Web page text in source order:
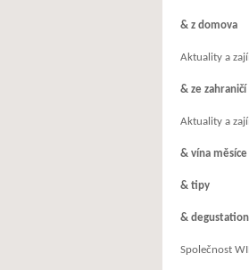
& z domova
Aktuality a
& ze zahraničí
Aktuality a
& vína měsíce
& tipy
& degustation
Společnost